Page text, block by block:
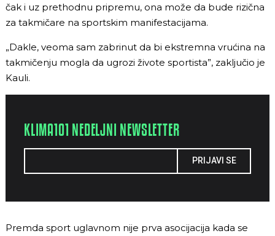
čak i uz prethodnu pripremu, ona može da bude rizična
za takmičare na sportskim manifestacijama.
„Dakle, veoma sam zabrinut da bi ekstremna vrućina na
takmičenju mogla da ugrozi živote sportista”, zaključio je
Kauli.
KLIMA101 NEDELJNI NEWSLETTER
PRIJAVI SE
Premda sport uglavnom nije prva asocijacija kada se